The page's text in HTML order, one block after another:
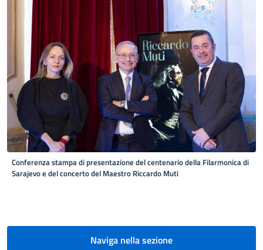
Conferenza stampa di presentazione del centenario della Filarmonica di
Sarajevo e del concerto del Maestro Riccardo Muti
Naviga nella sezione